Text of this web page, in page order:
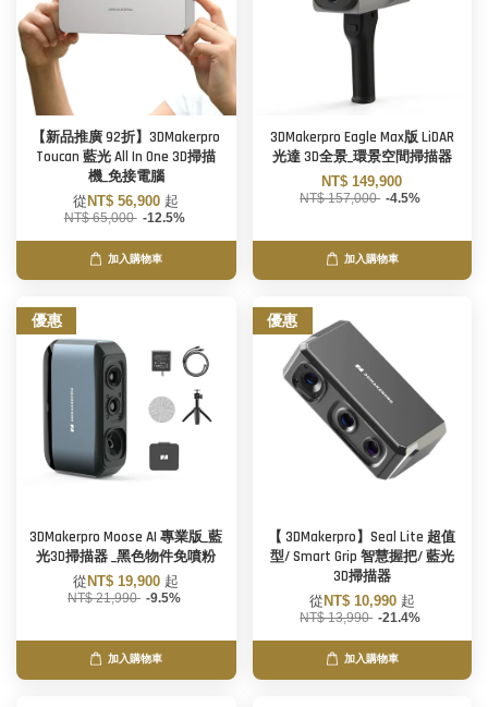
【新品推廣 92折】3DMakerpro
Toucan 藍光 All In One 3D掃描
機_免接電腦
從NT$ 56,900 起
NT$ 65,000 -12.5%
加入購物車
3DMakerpro Eagle Max版 LiDAR
光達 3D全景_環景空間掃描器
NT$ 149,900
NT$ 157,000 -4.5%
加入購物車
優惠
3DMakerpro Moose AI 專業版_藍
光3D掃描器 _黑色物件免噴粉
從NT$ 19,900 起
NT$ 21,990 -9.5%
加入購物車
優惠
【 3DMakerpro】Seal Lite 超值
型/ Smart Grip 智慧握把/ 藍光
3D掃描器
從NT$ 10,990 起
NT$ 13,990 -21.4%
加入購物車